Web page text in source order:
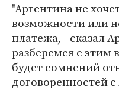
"Аргентина не
возможности или
платежа, - сказал
разберемся с этим
будет сомнений
договоренностей